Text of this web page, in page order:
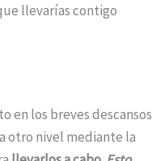
llevarías contigo
en los breves descansos
a otro nivel mediante la